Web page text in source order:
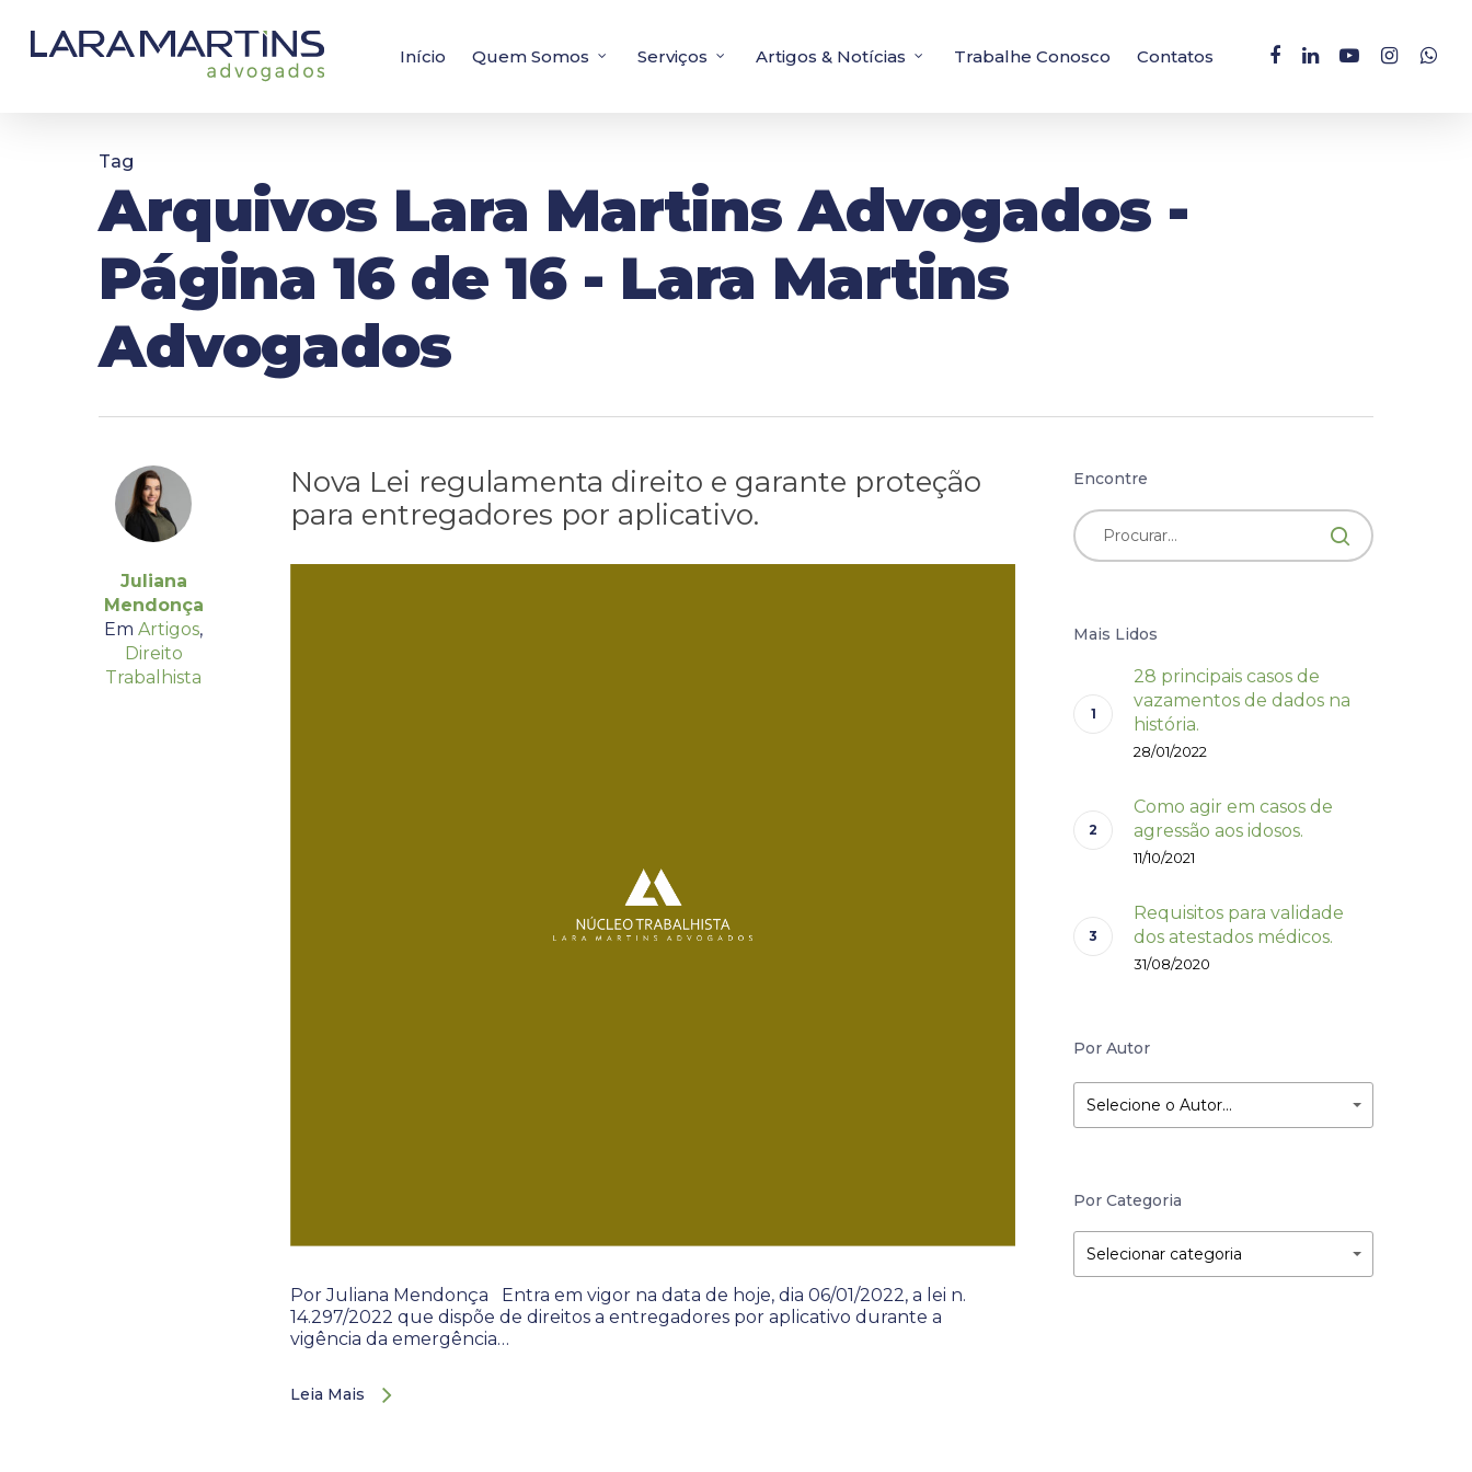
main
Início Quem Somos Serviços Artigos & Notícias Trabalhe Conosco Contatos facebooklinkedinyoutubeinstagram
Tag
Arquivos Lara Martins Advogados -
Página 16 de 16 - Lara Martins
Advogados
Juliana
Mendonça
Em Artigos,
Direito
Trabalhista
Nova Lei regulamenta direito e garante proteção
para entregadores por aplicativo.
Por Juliana Mendonça Entra em vigor na data de hoje, dia 06/01/2022, a lei n.
14.297/2022 que dispõe de direitos a entregadores por aplicativo durante a
vigência da emergência…
Leia Mais
Encontre
Mais Lidos
28 principais casos de
vazamentos de dados na
história.
28/01/2022
Como agir em casos de
agressão aos idosos.
11/10/2021
Requisitos para validade
dos atestados médicos.
31/08/2020
Por Autor
Selecione o Autor…
Por Categoria
Por
Categoria
Selecionar categoria
Categoria